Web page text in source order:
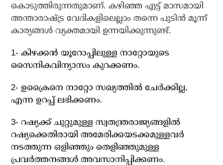
കൊടുത്തിരുന്നതുമാണ്. കഴിഞ്ഞ എട്ട് മാസമായി
അന്താരാഷ്ട്ര വേദികളിലെല്ലാം തന്നെ പുടിന്‍ മൂന്ന്
കാര്യങ്ങള്‍ വ്യക്തമായി ഉന്നയിക്കുന്നുണ്ട്.
1- കിഴക്കന്‍ യൂറോപ്പിലുള്ള നാറ്റോയുടെ
സൈനികവിന്യാസം കുറക്കണം.
2- ഉക്രൈനെ നാറ്റോ സഖ്യത്തില്‍ ചേര്‍ക്കില്ല,
എന്ന ഉറപ്പ് ലഭിക്കണം.
3- റഷ്യക്ക് ചുറ്റുമുള്ള സ്വതന്ത്രരാജ്യങ്ങളില്‍
റഷ്യക്കെതിരായി അമേരിക്കയടക്കമുള്ളവര്‍
നടത്തുന്ന ഒളിഞ്ഞും തെളിഞ്ഞുമുള്ള
പ്രവര്‍ത്തനങ്ങള്‍ അവസാനിപ്പിക്കണം.